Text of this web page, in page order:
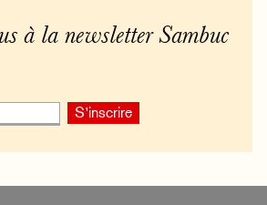
à la newsletter Sambuc